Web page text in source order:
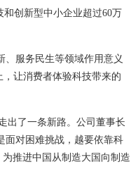
创新型中小企业超过60万
、服务民生等领域作用意义
让消费者体验科技带来的
出了一条新路。公司董事长
面对困难挑战，越要依靠科
推进中国从制造大国向制造